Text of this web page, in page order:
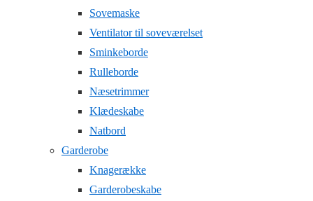
Sovemaske
Ventilator til soveværelset
Sminkeborde
Rulleborde
Næsetrimmer
Klædeskabe
Natbord
Garderobe
Knagerække
Garderobeskabe